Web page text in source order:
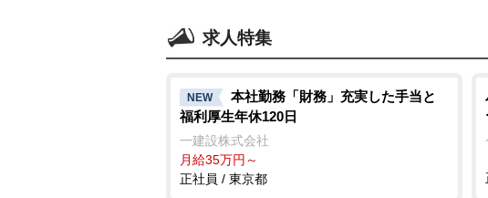
求人特集
NEW
本社勤務「財務」充実した手当と
福利厚生年休120日
一建設株式会社
月給35万円～
正社員 / 東京都